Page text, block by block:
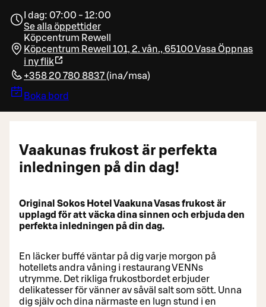
I dag: 07:00 - 12:00
Se alla öppettider
Köpcentrum Rewell
Köpcentrum Rewell 101, 2. vån., 65100 Vasa Öppnas
i ny flik
+358 20 780 8837 (ina/msa)
Boka bord
Vaakunas frukost är perfekta
inledningen på din dag!
Original Sokos Hotel Vaakuna Vasas frukost är
upplagd för att väcka dina sinnen och erbjuda den
perfekta inledningen på din dag.
En läcker buffé väntar på dig varje morgon på
hotellets andra våning i restaurang VENNs
utrymme. Det rikliga frukostbordet erbjuder
delikatesser för vänner av såväl salt som sött. Unna
dig själv och dina närmaste en lugn stund i en